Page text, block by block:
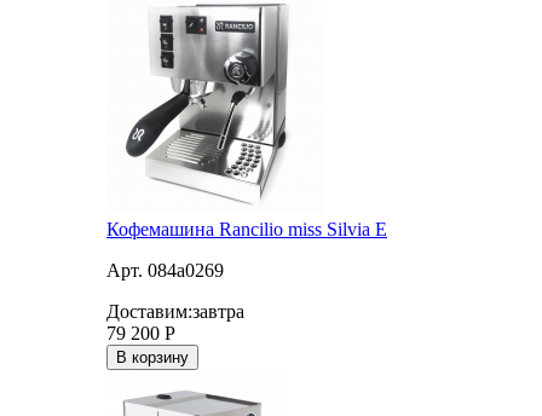
Кофемашина Rancilio miss Silvia E
Арт. 084a0269
Доставим:завтра
79 200 Р
В корзину